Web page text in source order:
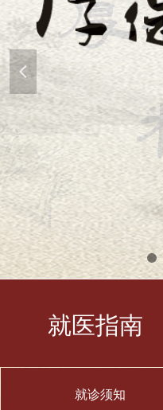
넳
就诊须知
就医指南